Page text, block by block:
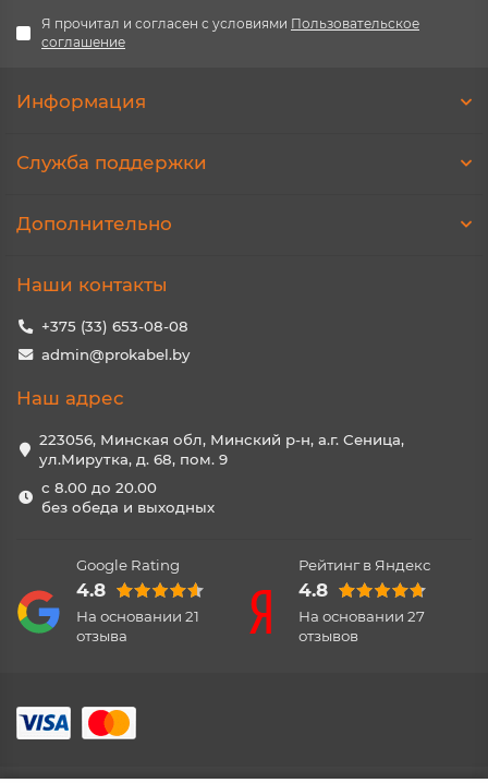
Я прочитал и согласен с условиями Пользовательское
соглашение
Информация
Служба поддержки
Дополнительно
Наши контакты
+375 (33) 653-08-08
admin@prokabel.by
Наш адрес
223056, Минская обл, Минский р-н, а.г. Сеница,
ул.Мирутка, д. 68, пом. 9
с 8.00 до 20.00
без обеда и выходных
Google Rating
4.8
На основании 21
отзыва
Рейтинг в Яндекс
4.8
На основании 27
отзывов